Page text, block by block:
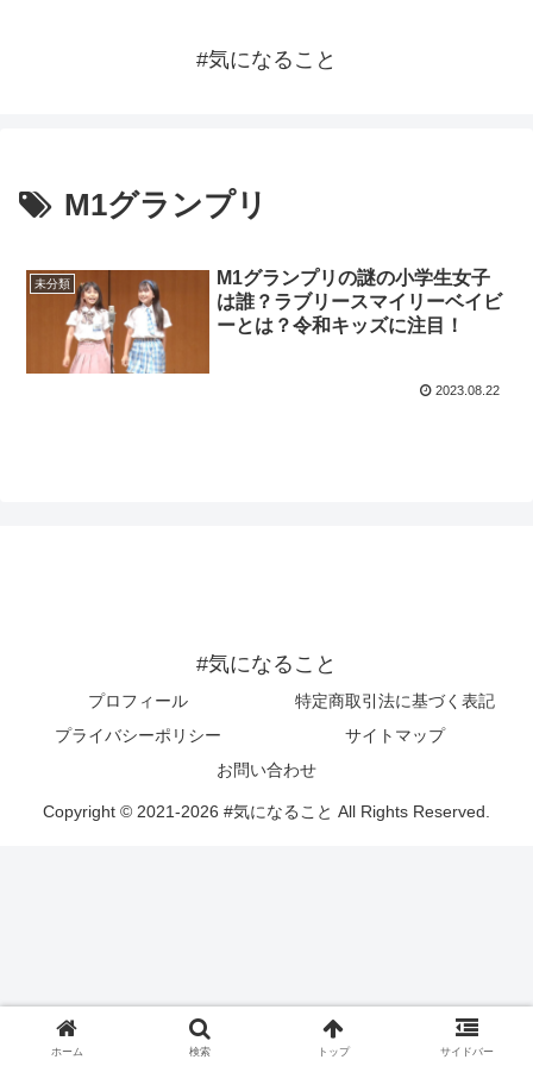
#気になること
M1グランプリ
未分類
M1グランプリの謎の小学生女子
は誰？ラブリースマイリーベイビ
ーとは？令和キッズに注目！
2023.08.22
#気になること
プロフィール
特定商取引法に基づく表記
プライバシーポリシー
サイトマップ
お問い合わせ
Copyright © 2021-2026 #気になること All Rights Reserved.
ホーム 検索 トップ サイドバー